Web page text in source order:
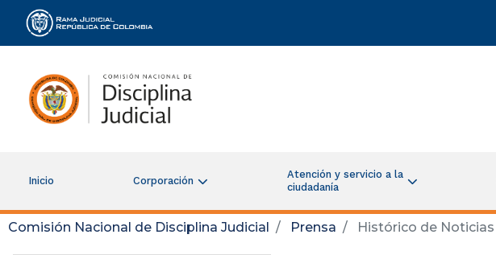
Rama Judicial
Inicio Corporación
Atención y servicio a la
ciudadanía
Comisión Nacional de Disciplina Judicial Prensa Histórico de Noticias